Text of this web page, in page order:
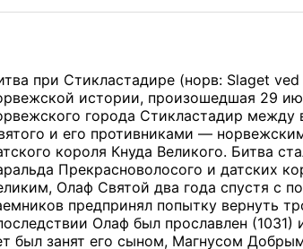
при Стикластадире (норв: Slaget
истории, произошедшая 29
города Стикластадир между
и его противниками —
короля Кнуда Великого. Битва
Прекрасноволосого и датских
Олаф Святой два года спустя с
предпринял попытку вернуть
Олаф был прославлен (1031)
был занят его сыном, Магнусом